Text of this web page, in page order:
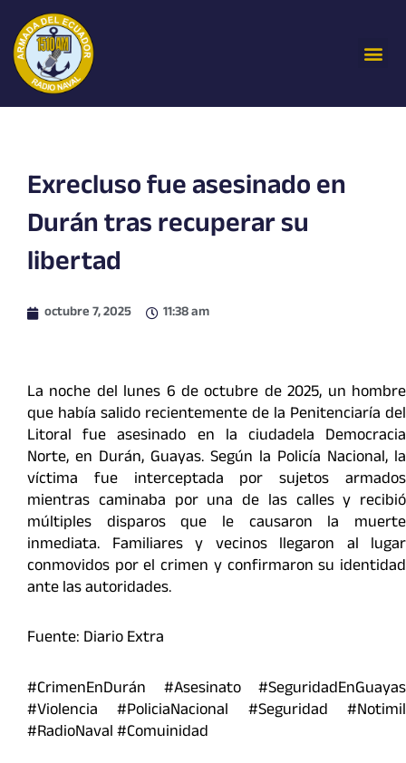
contenido
Exrecluso fue asesinado en
Durán tras recuperar su
libertad
octubre 7, 2025 11:38 am
La noche del lunes 6 de octubre de 2025, un hombre
que había salido recientemente de la Penitenciaría del
Litoral fue asesinado en la ciudadela Democracia
Norte, en Durán, Guayas. Según la Policía Nacional, la
víctima fue interceptada por sujetos armados
mientras caminaba por una de las calles y recibió
múltiples disparos que le causaron la muerte
inmediata. Familiares y vecinos llegaron al lugar
conmovidos por el crimen y confirmaron su identidad
ante las autoridades.
Fuente: Diario Extra
#CrimenEnDurán #Asesinato #SeguridadEnGuayas
#Violencia #PoliciaNacional #Seguridad #Notimil
#RadioNaval #Comuinidad